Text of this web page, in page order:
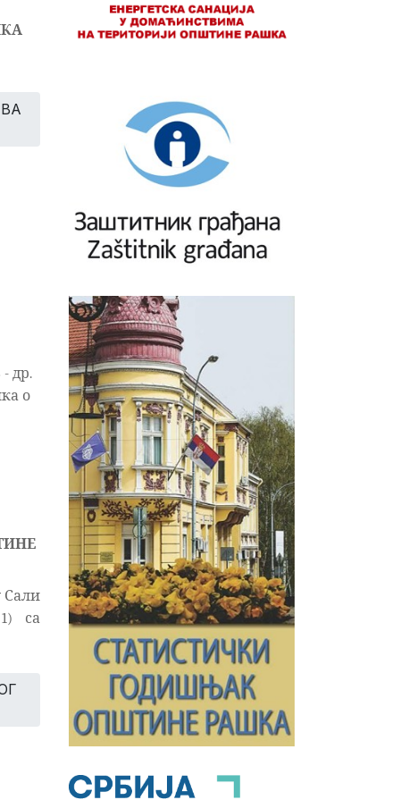
- др.
о
Сали
са